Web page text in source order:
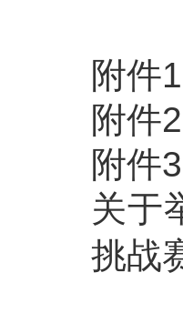
附件1
附件2
附件3
关于
挑战